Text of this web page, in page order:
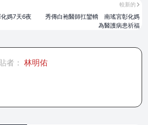
較新的
秀傳白袍醫師扛鑾轎 南瑤宮彰化媽
為醫護病患祈福
媽7天6夜
者： 林明佑